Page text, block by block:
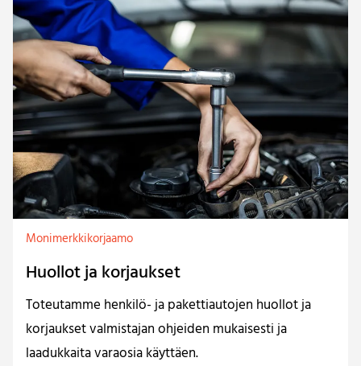
Monimerkkikorjaamo
Huollot ja korjaukset
Toteutamme henkilö- ja pakettiautojen huollot ja
korjaukset valmistajan ohjeiden mukaisesti ja
laadukkaita varaosia käyttäen.